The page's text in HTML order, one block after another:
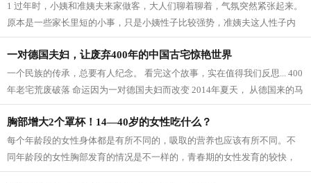
1 过年时，小姨和准姨夫来家做客，大人们聊着聊着，气氛突然紧张起来。
原本是一些家长里短的小事，只是小姨性子比较强势，准姨夫这人性子内
敛，看上去十分忠厚老实，再加上小...
一对德国夫妇，让废弃400年的中国古宅惊艳世界
一个民族的传承，总要有人纪念。 看完这个故事，实在值得我们反思... 400
年老宅荒废破落 命运因为一对德国夫妇而改变 2014年夏天， 从德国来的马
里奥夫妇，旅游到桂林阳朔夏棠村，...
胸部增大2个罩杯！14—40岁的女性吃什么？
每个年龄段的女性身体都是有所不同的，吸取的营养也应该有所不同。不
同年龄段的女性胸部发育的情况是不一样的，青春期的女性发育的较快，
成年的女性胸部逐渐发育完善，汲取的...